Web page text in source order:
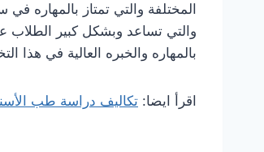
المختلفة والتي تمتاز بالمهاره
والتي تساعد وبشكل كبير الطلاب
بالمهاره والخبره العالية في
اقرأ ايضا:تكاليف دراسة طب